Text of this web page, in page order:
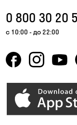
0 800 30 20
с 10:00 - до 22:00